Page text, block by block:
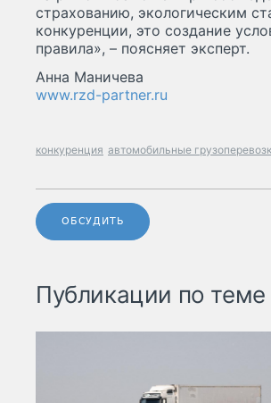
страхованию, экологическим
конкуренции, это создание
правила», – поясняет эксперт.
Анна Маничева
www.rzd-partner.ru
конкуренция автомобильные
ОБСУДИТЬ
Публикации по теме